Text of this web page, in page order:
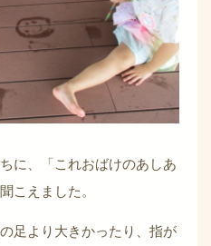
に、「これおばけのあしあ
こえました。
足より大きかったり、指が